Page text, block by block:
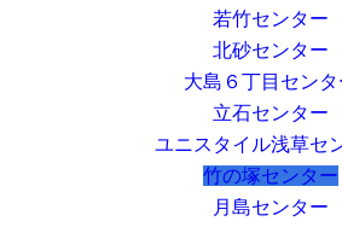
若竹センター
北砂センター
大島６丁目センタ
立石センター
ユニスタイル浅草セ
竹の塚センター
月島センター